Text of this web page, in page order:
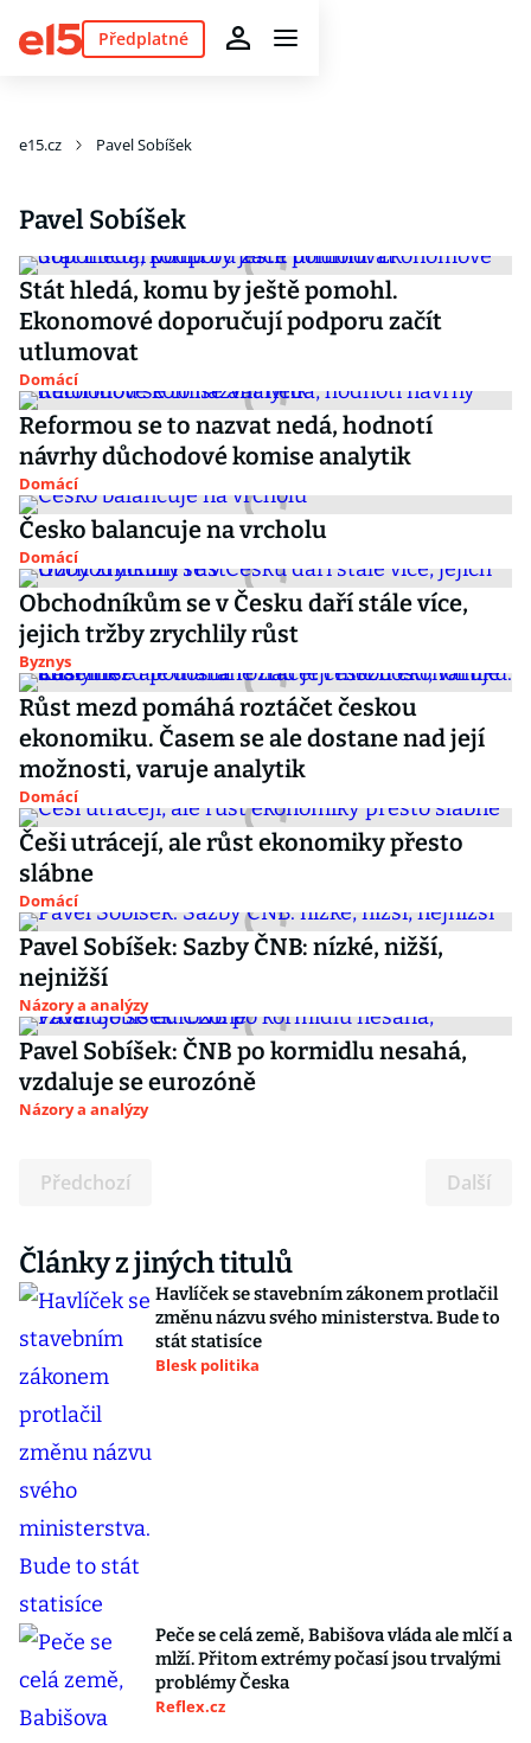
Předplatné
e15.cz Pavel Sobíšek
Pavel Sobíšek
Stát hledá, komu by ještě pomohl.
Ekonomové doporučují podporu začít
utlumovat
Domácí
Reformou se to nazvat nedá, hodnotí
návrhy důchodové komise analytik
Domácí
Česko balancuje na vrcholu
Domácí
Obchodníkům se v Česku daří stále více,
jejich tržby zrychlily růst
Byznys
Růst mezd pomáhá roztáčet českou
ekonomiku. Časem se ale dostane nad její
možnosti, varuje analytik
Domácí
Češi utrácejí, ale růst ekonomiky přesto
slábne
Domácí
Pavel Sobíšek: Sazby ČNB: nízké, nižší,
nejnižší
Názory a analýzy
Pavel Sobíšek: ČNB po kormidlu nesahá,
vzdaluje se eurozóně
Názory a analýzy
Předchozí Další
Články z jiných titulů
Havlíček se stavebním zákonem protlačil
změnu názvu svého ministerstva. Bude to
stát statisíce
Blesk politika
Peče se celá země, Babišova vláda ale mlčí a
mlží. Přitom extrémy počasí jsou trvalými
problémy Česka
Reflex.cz